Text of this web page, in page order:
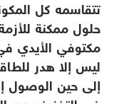
تتقاسمه كل
حلول ممكنة
مكتوفي الأيدي
ليس إلا هدر
إلى حين الوصول